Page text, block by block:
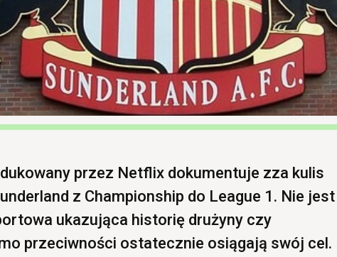
przez Netflix dokumentuje zza kulis
z Championship do League 1. Nie jest
ukazująca historię drużyny czy
przeciwności ostatecznie osiągają swój cel.